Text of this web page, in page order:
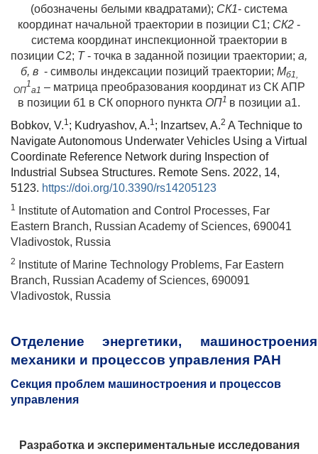
(обозначены белыми квадратами); СК1- система
координат начальной траектории в позиции С1; СК2 -
система координат инспекционной траектории в
позиции С2; Т- точка в заданной позиции траектории; а,
б, в - символы индексации позиций траектории; Мб1,
ОП
1
а1 – матрица преобразования координат из СК АПР
в позиции б1 в СК опорного пункта ОП1 в позиции а1.
Bobkov, V.1; Kudryashov, A.1; Inzartsev, A.2 A Technique to
Navigate Autonomous Underwater Vehicles Using a Virtual
Coordinate Reference Network during Inspection of
Industrial Subsea Structures. Remote Sens. 2022, 14,
5123. https://doi.org/10.3390/rs14205123
1
Institute of Automation and Control Processes, Far
Eastern Branch, Russian Academy of Sciences, 690041
Vladivostok, Russia
2
Institute of Marine Technology Problems, Far Eastern
Branch, Russian Academy of Sciences, 690091
Vladivostok, Russia
Отделение энергетики,
механики и процессов управления РАН
Секция проблем машиностроения и процессов
управления
Разработка и экспериментальные исследования